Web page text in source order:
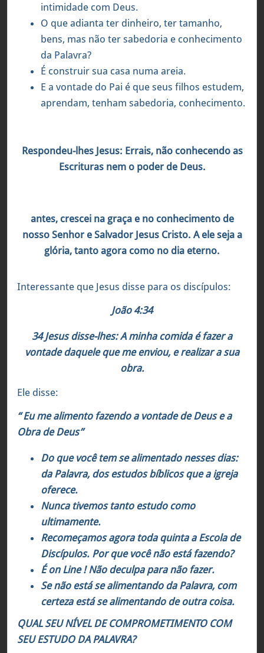
intimidade com Deus.
O que adianta ter dinheiro, ter tamanho,
bens, mas não ter sabedoria e conhecimento
da Palavra?
É construir sua casa numa areia.
E a vontade do Pai é que seus filhos estudem,
aprendam, tenham sabedoria, conhecimento.
Respondeu-lhes Jesus: Errais, não conhecendo as
Escrituras nem o poder de Deus.
antes, crescei na graça e no conhecimento de
nosso Senhor e Salvador Jesus Cristo. A ele seja a
glória, tanto agora como no dia eterno.
Interessante que Jesus disse para os discípulos:
João 4:34
34 Jesus disse-lhes: A minha comida é fazer a
vontade daquele que me enviou, e realizar a sua
obra.
Ele disse:
“ Eu me alimento fazendo a vontade de Deus e a
Obra de Deus”
Do que você tem se alimentado nesses dias:
da Palavra, dos estudos bíblicos que a igreja
oferece.
Nunca tivemos tanto estudo como
ultimamente.
Recomeçamos agora toda quinta a Escola de
Discípulos. Por que você não está fazendo?
É on Line ! Não deculpa para não fazer.
Se não está se alimentando da Palavra, com
certeza está se alimentando de outra coisa.
QUAL SEU NÍVEL DE COMPROMETIMENTO COM
SEU ESTUDO DA PALAVRA?